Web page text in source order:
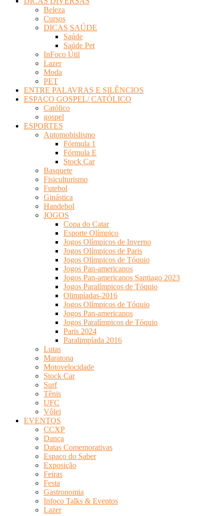
Beleza
Cursos
DICAS SAÚDE
Saúde
Saúde Pet
InFoco Útil
Lazer
Moda
PET
ENTRE PALAVRAS E SILÊNCIOS
ESPAÇO GOSPEL/ CATÓLICO
Católico
gospel
ESPORTES
Automobislismo
Fórmula 1
Fórmula E
Stock Car
Basquete
Fisiculturismo
Futebol
Ginástica
Handebol
JOGOS
Copa do Catar
Esporte Olímpico
Jogos Olímpicos de Inverno
Jogos Olímpicos de Paris
Jogos Olímpicos de Tóquio
Jogos Pan-americanos
Jogos Pan-americanos Santiago 2023
Jogos Paralímpicos de Tóquio
Olimpíadas-2016
Jogos Olímpicos de Tóquio
Jogos Pan-americanos
Jogos Paralímpicos de Tóquio
Paris 2024
Paralimpíada 2016
Lutas
Maratona
Motovelocidade
Stock Car
Surf
Tênis
UFC
Vôlei
EVENTOS
CCXP
Dança
Datas Comemorativas
Espaço do Saber
Exposição
Feiras
Festa
Gastronomia
Infoco Talks & Eventos
Lazer